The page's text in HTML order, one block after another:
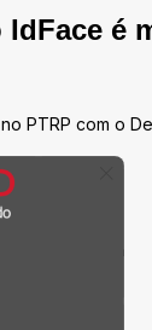
é
PTRP com o